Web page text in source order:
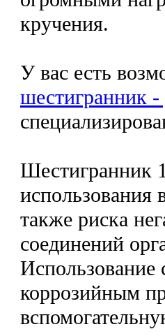
кручения.
У вас есть
шестигранник -
Шестигранник
использования
также риска
соединений
Использование
коррозийным